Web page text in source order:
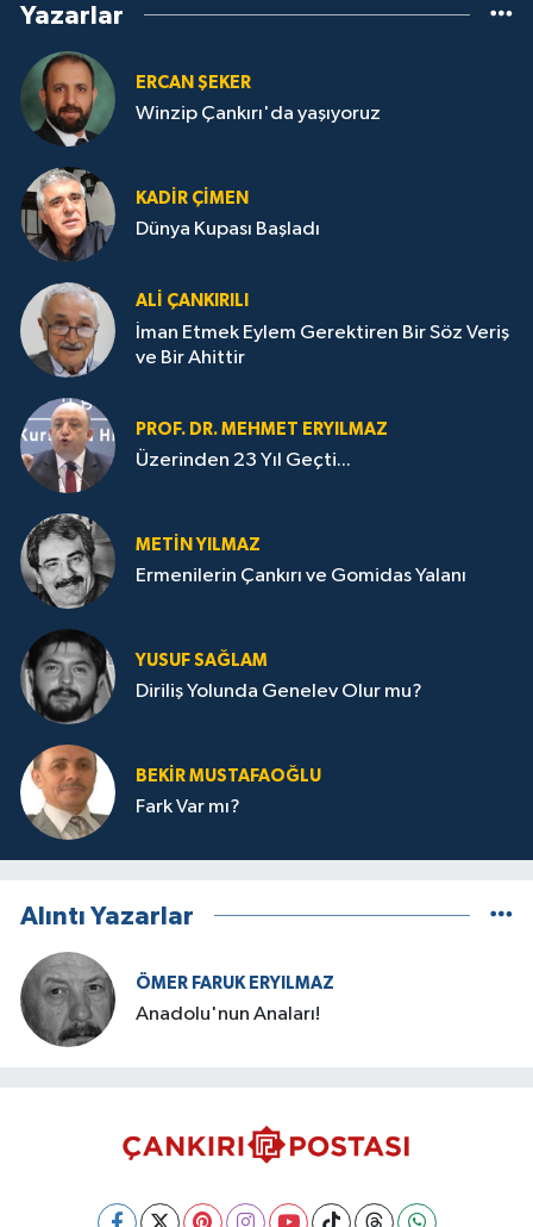
Yazarlar
ERCAN ŞEKER
Winzip Çankırı'da yaşıyoruz
KADIR ÇIMEN
Dünya Kupası Başladı
ALI ÇANKIRILI
İman Etmek Eylem Gerektiren Bir Söz Veriş
ve Bir Ahittir
PROF. DR. MEHMET ERYILMAZ
Üzerinden 23 Yıl Geçti...
METIN YILMAZ
Ermenilerin Çankırı ve Gomidas Yalanı
YUSUF SAĞLAM
Diriliş Yolunda Genelev Olur mu?
BEKIR MUSTAFAOĞLU
Fark Var mı?
Alıntı Yazarlar
ÖMER FARUK ERYILMAZ
Anadolu'nun Anaları!